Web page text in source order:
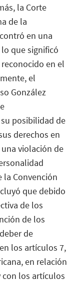
la Corte
de la
en una
que significó
en el
el
González
posibilidad de
derechos en
violación de
la Convención
que debido
de los
de los
de
los artículos 7,
en relación
con los artículos